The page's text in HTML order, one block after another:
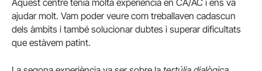
Aquest centre tenia molta experiència en CA/AC i ens va
ajudar molt. Vam poder veure com treballaven cadascun
dels àmbits i també solucionar dubtes i superar dificultats
que estàvem patint.